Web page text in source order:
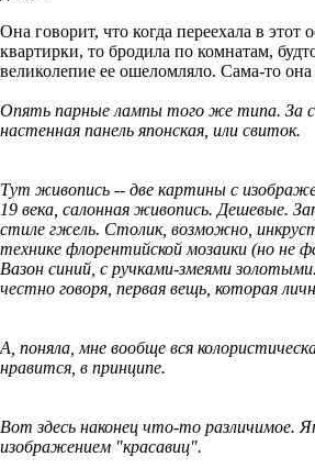
Она говорит, что когда переехала в этот
квартирки, то бродила по комнатам,
великолепие ее ошеломляло. Сама-то
Опять парные лампы того же типа. За
настенная панель японская, или свиток.
Тут живопись -- две картины с
19 века, салонная живопись. Дешевые.
стиле гжель. Столик, возможно,
технике флорентийской мозаики (но не
Вазон синий, с ручками-змеями
честно говоря, первая вещь, которая
А, поняла, мне вообще вся
нравится, в принципе.
Вот здесь наконец что-то различимое.
изображением "красавиц".